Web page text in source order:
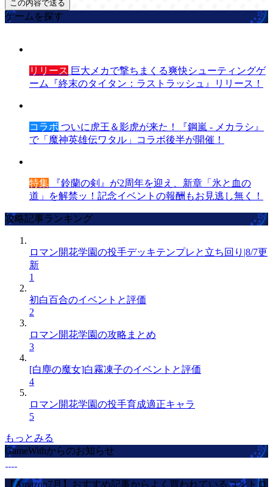
ゲームを探す
リリース 巨大メカで撃ちまくる爽快シューティングゲ
ーム『終末のタイタン：ラストラッシュ』リリース！
コラボ ついに虎王＆影虎が来た！『鋼嵐 - メカラシ』
で「魔神英雄伝ワタル」コラボ後半が開催！
特集 『鈴蘭の剣』が2周年を迎え、新章「氷と血の
道」を解禁ッ！記念イベントの報酬もお見逃し無く！
攻略記事ランキング
ロマン開花学園の投手デッキテンプレと立ち回り|8/7更
新
1
初白百合のイベントと評価
2
ロマン開花学園の攻略まとめ
3
[白塵の魔女]白霧凍子のイベントと評価
4
ロマン開花学園の投手育成適正キャラ
5
もっとみる
GameWithからのお知らせ
【Amazon7月】おすすめ記事からよく買われているコントロ